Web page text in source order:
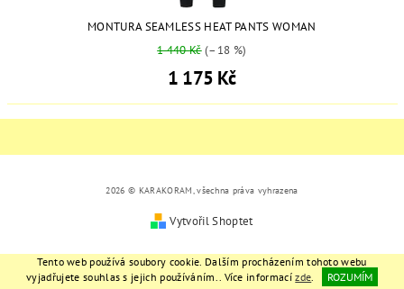
MONTURA SEAMLESS HEAT PANTS WOMAN
1 440 Kč(–18 %)
1 175 Kč
2026 © KARAKORAM, všechna práva vyhrazena
Vytvořil Shoptet
Tento web používá soubory cookie. Dalším procházením tohoto webu
vyjadřujete souhlas s jejich používáním.. Více informacízde. ROZUMÍM